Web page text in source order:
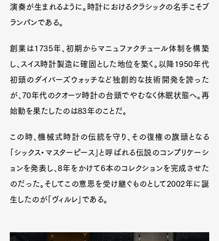
演奏が生まれるように。時計におけるクラシックの名手こそブ
ランパンである。
創業は1735年、初期からマニュファクチュール体制を構築
し、スイス時計製造に確固とした地位を築く。以降1950年代
初頭のダイバーズウォッチなど独創的な技術開発を誇った
が、70年代のクオーツ時計の台頭でやむなく休眠状態へ。再
始動を果たしたのは83年のことだ。
この時、機械式時計の伝統を守り、その復権の旗頭となる
「シックス・マスターピース」と呼ばれる伝説のコンプリケーシ
ョンを発表し、8年をかけて6本のコレクションを完成させた
のだった。そしてこの意思を受け継ぐものとして2002年に誕
生したのが「ヴィルレ」である。